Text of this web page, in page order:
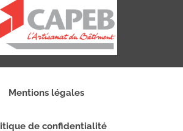
Mentions légales
de confidentialité